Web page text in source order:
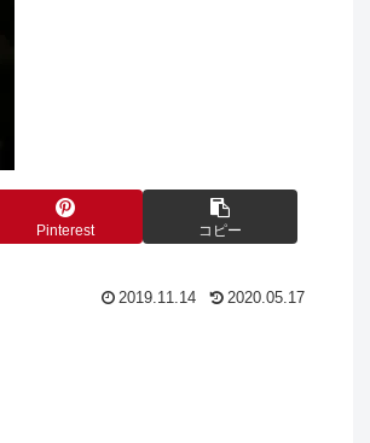
Pinterest コピー
2019.11.14 2020.05.17